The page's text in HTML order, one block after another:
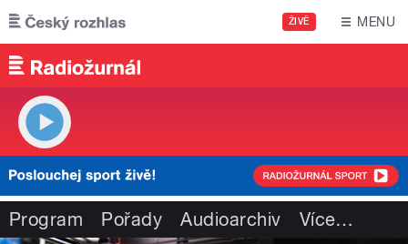
Přejít k hlavnímu obsahu
ŽIVĚ MENU
Program Pořady Audioarchiv Více…